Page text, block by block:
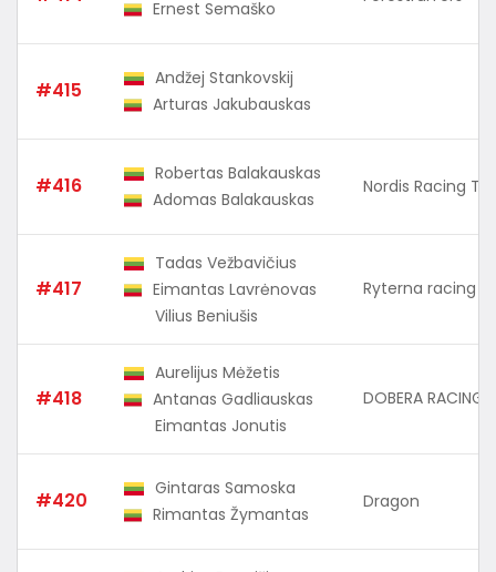
Ernest Semaško
#415
Andžej Stankovskij
Arturas Jakubauskas
#416
Robertas Balakauskas
Adomas Balakauskas
Nordis Racing
#417
Tadas Vežbavičius
Eimantas Lavrėnovas
Vilius Beniušis
Ryterna racing
#418
Aurelijus Mėžetis
Antanas Gadliauskas
Eimantas Jonutis
DOBERA RACING
#420
Gintaras Samoska
Rimantas Žymantas
Dragon